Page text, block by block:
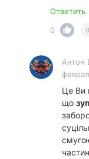
Ответить
0
0
Антон
Це Ви
що